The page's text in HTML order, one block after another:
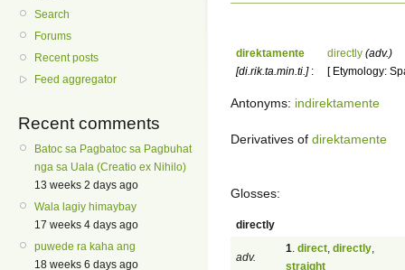
Search
Forums
Recent posts
Feed aggregator
Recent comments
Batoc sa Pagbatoc sa Pagbuhat
nga sa Uala (Creatio ex Nihilo)
13 weeks 2 days ago
Wala lagiy himaybay
17 weeks 4 days ago
puwede ra kaha ang
18 weeks 6 days ago
direktamente
[di.rik.ta.min.ti.]:
directly (adv.)
[ Etymology:
Antonyms: indirektamente
Derivatives of direktamente
Glosses:
directly
adv.
1 direct directly
straight